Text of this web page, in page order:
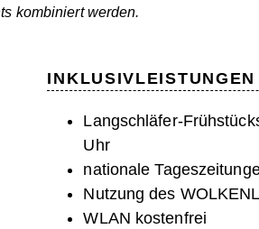
kombiniert werden.
INKLUSIVLEISTUNGEN
Langschläfer-
Uhr
nationale
Nutzung des
WLAN kostenfrei